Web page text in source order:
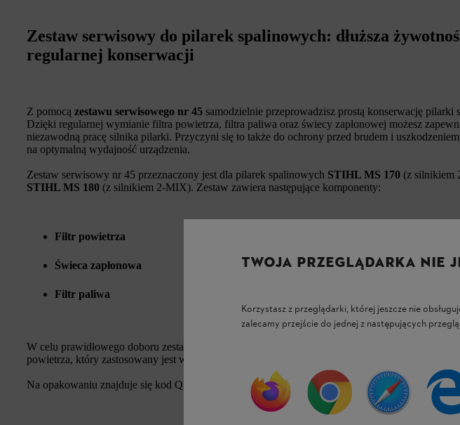
Zestaw serwisowy do pilarek spalinowych: dłuższa
regularnej konserwacji
Z pomocą zestawu serwisowego nr 45 samodzielnie przeprowadzisz prostą konserwację pilarki
Dzięki regularnej wymianie filtra powietrza, filtra paliwa oraz świecy zapłonowej możesz
niezawodną pracę silnika pilarki. Przyczyni się to także do ochrony przed brudem i
na optymalną wydajność urządzenia.
Zestaw serwisowy nr 45 przeznaczony jest dla pilarek spalinowych STIHL MS 170 (z silnikiem
STIHL MS 180 (z silnikiem 2-MIX). Zestaw zawiera następujące komponenty:
Filtr powietrza
Świeca zapłonowa
Filtr paliwa
W celu prawidłowego doboru zestawu serwisowego należy zwrócić uwagę na specyficzny kształt
powietrza, który zastosowany jest w pilarce.
Na opakowaniu znajduje się kod QR & link do stron z instruktażem i informacjami o zestawach
TWOJA PRZEGLĄDARKA NIE
Korzystasz z przeglądarki, której jeszcze nie
zalecamy przejście do jednej z następujących